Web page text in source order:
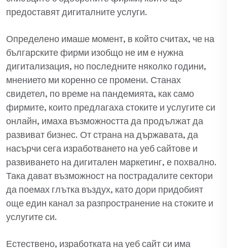
предоставят дигиталните услуги.
Определено имаше момент, в който считах, че на
българските фирми изобщо не им е нужна
дигитализация, но последните няколко години,
мнението ми коренно се промени. Станах
свидетел, по време на пандемията, как само
фирмите, които предлагаха стоките и услугите си
онлайн, имаха възможността да продължат да
развиват бизнес. От страна на държавата, да
насърчи сега изработването на уеб сайтове и
развиването на дигитален маркетинг, е похвално.
Така дават възможност на пострадалите сектори
да поемах глътка въздух, като дори придобият
още един канал за разпространение на стоките и
услугите си.
Естествено, изработката на уеб сайт си има